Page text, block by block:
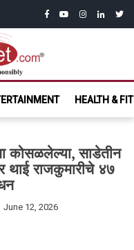
facebook
youtubeinstagram
linkedin
NewsHEALTH &
कोसळलेल्या, साडेतीन
थाई राजकुमारीचे ४७
June 12, 2026